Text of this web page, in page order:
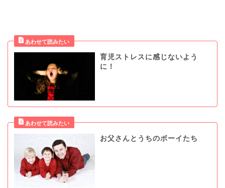
育児ストレスに感じないよう
に！
お父さんとうちのボーイたち